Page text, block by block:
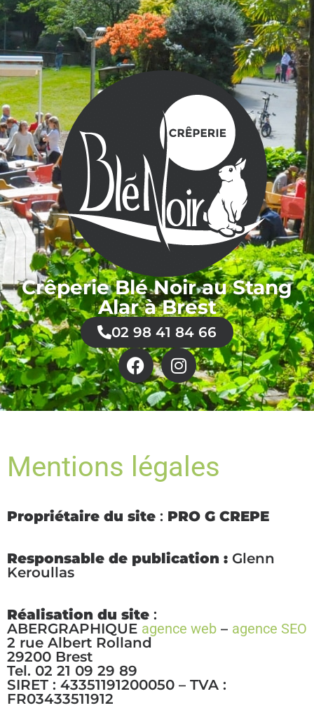
Crêperie Blé Noir au Stang
Alar à Brest
02 98 41 84 66
Mentions légales
Propriétaire du site : PRO G CREPE
Responsable de publication : Glenn
Keroullas
Réalisation du site :
ABERGRAPHIQUE agence web – agence SEO
2 rue Albert Rolland
29200 Brest
Tel. 02 21 09 29 89
SIRET : 43351191200050 – TVA :
FR03433511912